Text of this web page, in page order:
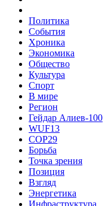
Политика
События
Хроника
Экономика
Общество
Культура
Спорт
В мире
Регион
Гейдар Алиев-100
WUF13
COP29
Борьба
Точка зрения
Позиция
Взгляд
Энергетика
Инфраструктура